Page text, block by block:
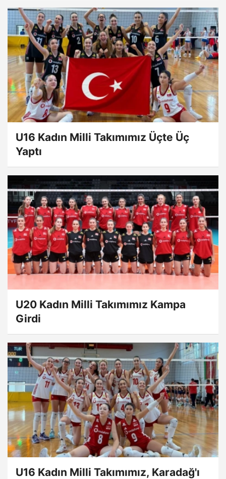
U16 Kadın Milli Takımımız Üçte Üç
Yaptı
U20 Kadın Milli Takımımız Kampa
Girdi
U16 Kadın Milli Takımımız, Karadağ'ı